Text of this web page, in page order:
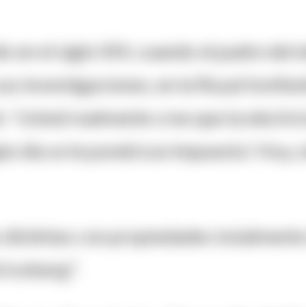
el siglo XIX, cuando el padre del
investigaciones, en la Royal
realmente cree que la
día se le pondrá un impuesto'. Hoy,
con propiedades totalmente